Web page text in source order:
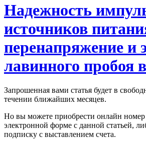
Надежность
источников
перенапряжение и
лавинного пробоя
Запрошенная вами статья будет в
течении ближайших месяцев.
Но вы можете приобрести онлайн
электронной форме с данной статьей,
подписку с выставлением счета.